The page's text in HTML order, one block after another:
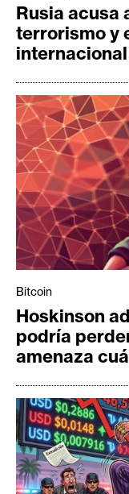
Rusia acusa
terrorismo y
Bitcoin
Hoskinson
podría
amenaza